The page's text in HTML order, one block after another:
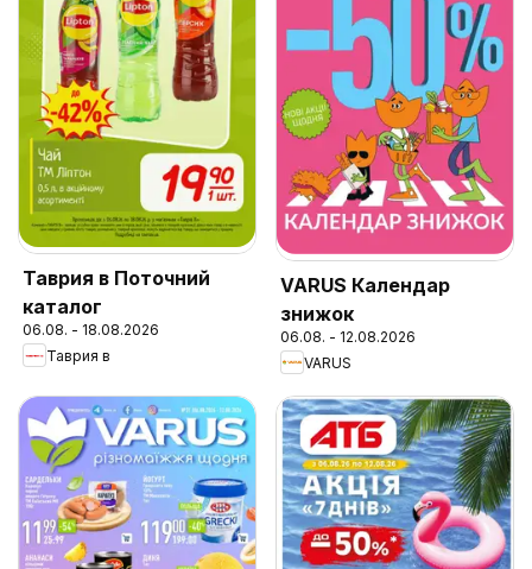
Таврия в Поточний
каталог
06.08. - 18.08.2026
Таврия в
VARUS Календар
знижок
06.08. - 12.08.2026
VARUS